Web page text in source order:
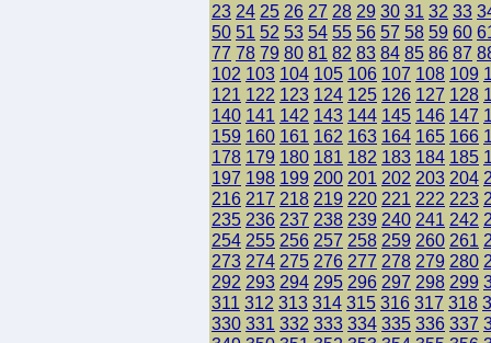
23 24 25 26 27 28 29 30 31 32 33
50 51 52 53 54 55 56 57 58 59 60
77 78 79 80 81 82 83 84 85 86 87
102 103 104 105 106 107 108 109
121 122 123 124 125 126 127 128
140 141 142 143 144 145 146 147
159 160 161 162 163 164 165 166
178 179 180 181 182 183 184 185
197 198 199 200 201 202 203 204
216 217 218 219 220 221 222 223
235 236 237 238 239 240 241 242
254 255 256 257 258 259 260 261
273 274 275 276 277 278 279 280
292 293 294 295 296 297 298 299
311 312 313 314 315 316 317 318
330 331 332 333 334 335 336 337